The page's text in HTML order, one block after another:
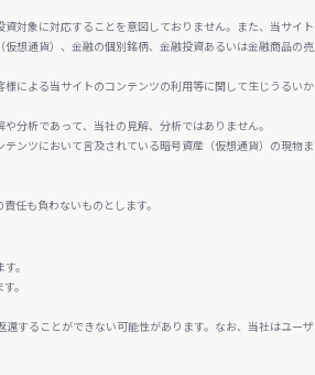
対象に対応することを意図しておりません。また、当サイ
想通貨）、金融の個別銘柄、金融投資あるいは金融商品の
による当サイトのコンテンツの利用等に関して生じうるい
分析であって、当社の見解、分析ではありません。
ンツにおいて言及されている暗号資産（仮想通貨）の現物
任も負わないものとします。
。
。
することができない可能性があります。なお、当社はユー